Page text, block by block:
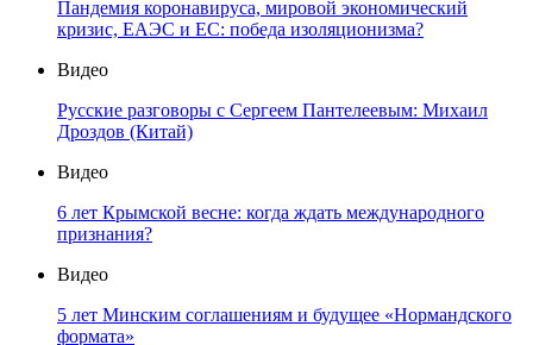
Пандемия коронавируса, мировой экономический
кризис, ЕАЭС и ЕС: победа изоляционизма?
Видео
Русские разговоры с Сергеем Пантелеевым: Михаил
Дроздов (Китай)
Видео
6 лет Крымской весне: когда ждать международного
признания?
Видео
5 лет Минским соглашениям и будущее «Нормандского
формата»